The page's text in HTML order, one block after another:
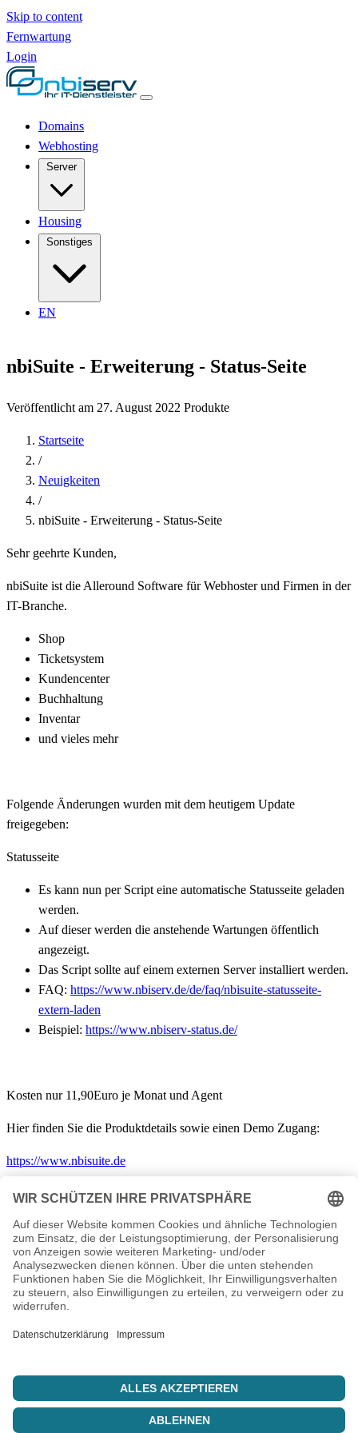
Skip to content
Fernwartung
Login
Domains
Webhosting
Server
Housing
EN
nbiSuite - Erweiterung - Status-Seite
Veröffentlicht am 27. August 2022 Produkte
Startseite
/
Neuigkeiten
/
nbiSuite - Erweiterung - Status-Seite
Sehr geehrte Kunden,
nbiSuite ist die Alleround Software für Webhoster und Firmen in der
IT-Branche.
Shop
Ticketsystem
Kundencenter
Buchhaltung
Inventar
und vieles mehr
Folgende Änderungen wurden mit dem heutigem Update
freigegeben:
Statusseite
Es kann nun per Script eine automatische Statusseite geladen
werden.
Auf dieser werden die anstehende Wartungen öffentlich
angezeigt.
Das Script sollte auf einem externen Server installiert werden.
FAQ: https://www.nbiserv.de/de/faq/nbisuite-statusseite-
extern-laden
Beispiel: https://www.nbiserv-status.de/
Kosten nur 11,90Euro je Monat und Agent
Hier finden Sie die Produktdetails sowie einen Demo Zugang:
https://www.nbisuite.de
← Zurück zu News
Ihr IT-Dienstleister aus Thüringen. Hosting, Server, Support und
individuelle Lösungen seit 2003.
Produkte
Unternehmen
Über unsResellerReferenzenSponsoringJobs